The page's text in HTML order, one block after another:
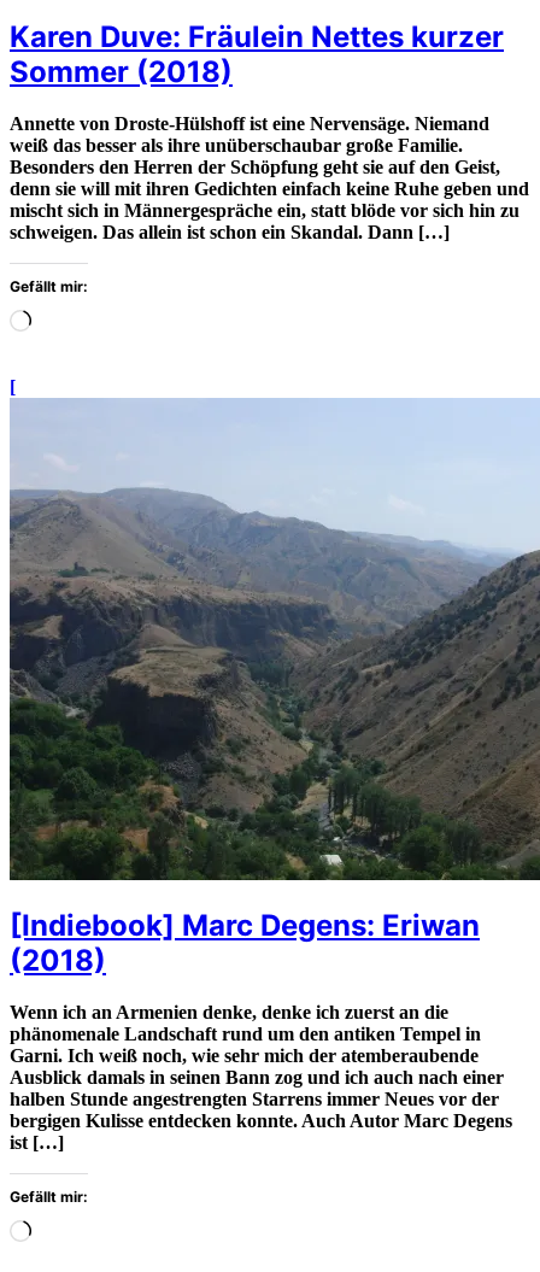
Karen Duve: Fräulein Nettes kurzer
Sommer (2018)
Annette von Droste-Hülshoff ist eine Nervensäge. Niemand
weiß das besser als ihre unüberschaubar große Familie.
Besonders den Herren der Schöpfung geht sie auf den Geist,
denn sie will mit ihren Gedichten einfach keine Ruhe geben und
mischt sich in Männergespräche ein, statt blöde vor sich hin zu
schweigen. Das allein ist schon ein Skandal. Dann […]
Gefällt mir:
Wird
[
[Indiebook] Marc Degens: Eriwan
(2018)
Wenn ich an Armenien denke, denke ich zuerst an die
phänomenale Landschaft rund um den antiken Tempel in
Garni. Ich weiß noch, wie sehr mich der atemberaubende
Ausblick damals in seinen Bann zog und ich auch nach einer
halben Stunde angestrengten Starrens immer Neues vor der
bergigen Kulisse entdecken konnte. Auch Autor Marc Degens
ist […]
Gefällt mir:
Wird